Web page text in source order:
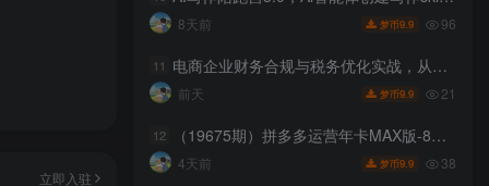
立即入驻
8天前 梦币9.9 96
11 电商企业财务合规与税务优化实战，从行业合规大势切入，系统梳理增值税、企业所得税、个税等全税种要点
前天 梦币9.9 21
12 （19675期）拼多多运营年卡MAX版-8月：原价大促×擎天柱1.0-3.0×限时限量×全站营销×非标品直通车×瞬烧×半付费×全类目实操
4天前 梦币9.9 38